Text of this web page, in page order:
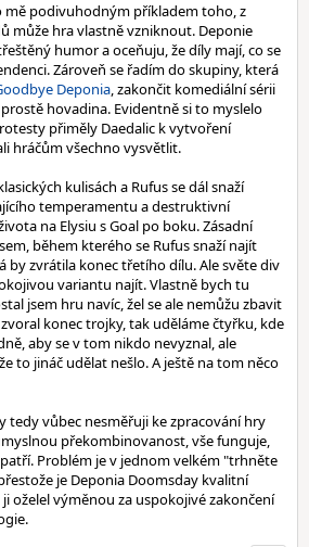
mě podivuhodným příkladem toho, z
může hra vlastně vzniknout. Deponie
humor a oceňuju, že díly mají, co se
Zároveň se řadím do skupiny, která
Deponia, zakončit komediální sérii
hovadina. Evidentně si to myslelo
přiměly Daedalic k vytvoření
hráčům všechno vysvětlit.
kulisách a Rufus se dál snaží
temperamentu a destruktivní
na Elysiu s Goal po boku. Zásadní
během kterého se Rufus snaží najít
by zvrátila konec třetího dílu. Ale světe div
variantu najít. Vlastně bych tu
jsem hru navíc, žel se ale nemůžu zbavit
konec trojky, tak uděláme čtyřku, kde
aby se v tom nikdo nevyznal, ale
to jináč udělat nešlo. A ještě na tom něco
tedy vůbec nesměřuji ke zpracování hry
překombinovanost, vše funguje,
Problém je v jednom velkém "trhněte
je Deponia Doomsday kvalitní
oželel výměnou za uspokojivé zakončení